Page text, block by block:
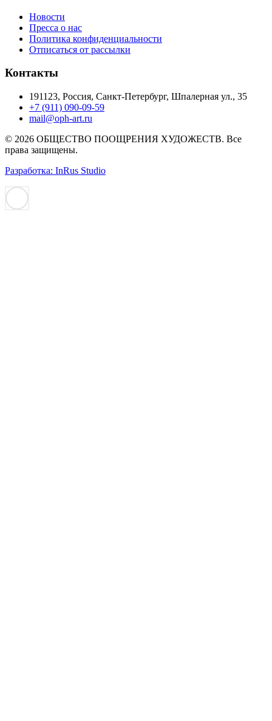
Новости
Пресса о нас
Политика конфиденциальности
Отписаться от рассылки
Контакты
191123, Россия, Санкт-Петербург, Шпалерная ул., 35
+7 (911) 090-09-59
mail@oph-art.ru
© 2026 ОБЩЕСТВО ПООЩРЕНИЯ ХУДОЖЕСТВ. Все
права защищены.
Разработка: InRus Studio